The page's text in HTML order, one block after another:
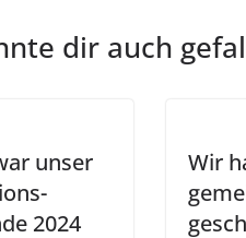
dir auch
unser
2024
Wir